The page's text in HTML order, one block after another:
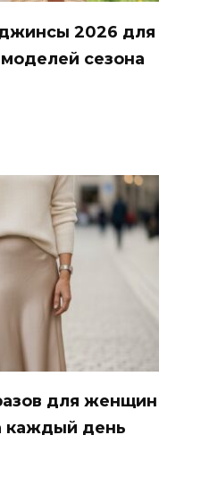
2026 для
сезона
для женщин
каждый день